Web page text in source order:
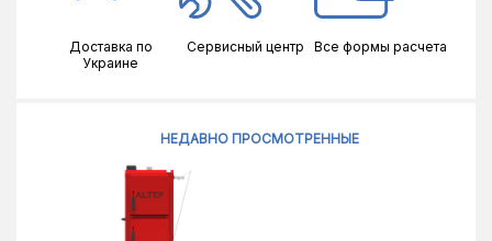
Доставка по
Украине
Сервисный центр Все формы расчета
НЕДАВНО ПРОСМОТРЕННЫЕ